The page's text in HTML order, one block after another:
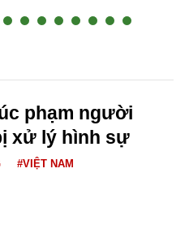
phạm người
xử lý hình sự
#VIỆT NAM